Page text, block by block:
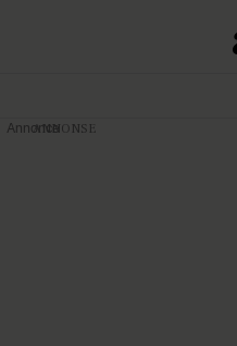
Annonce